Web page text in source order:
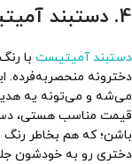
4. دستبند آمیتیست، رنگ و انرژی
دستبند آمیتیست با
دخترونه منحصربه‌فرده.
می‌شه و می‌تونه یه هدیه
قیمت مناسب هستی،
باشن؛ که هم بخاطر
دختری رو به خودشون